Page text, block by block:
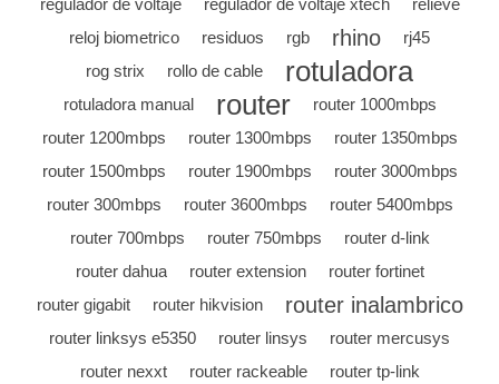
regulador de voltaje
regulador de voltaje xtech
relieve
reloj biometrico
residuos rgb rhino
rj45
rog strix
rollo de cable rotuladora
rotuladora manual router
router 1000mbps
router 1200mbps
router 1300mbps
router 1350mbps
router 1500mbps
router 1900mbps
router 3000mbps
router 300mbps
router 3600mbps
router 5400mbps
router 700mbps
router 750mbps
router d-link
router dahua
router extension
router fortinet
router gigabit
router hikvision router inalambrico
router linksys e5350 router linsys
router mercusys
router nexxt
router rackeable
router tp-link